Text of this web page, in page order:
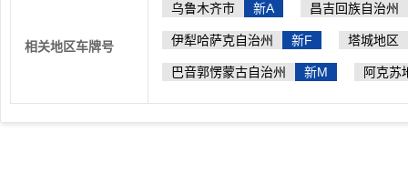
相关地区车牌号
乌鲁木齐市 新A 昌吉回族自治州
伊犁哈萨克自治州 新F 塔城地区
巴音郭愣蒙古自治州 新M 阿克苏